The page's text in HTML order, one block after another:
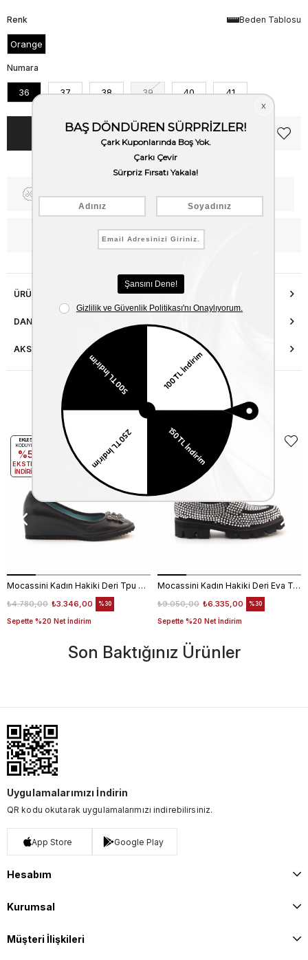
Beden Tablosu
Renk
Orange
Numara
36 37 38 39 40 41
Fiyat Düşünce Haber Ver Kargo Bedava
WhatsApp’tan Bilgi Al
ÜRÜN ÖZELLIKLERI
DANIŞMA HATTI
AKSESUAR ONARIMI
Benzer Ürünler
Mocassini Kadın Hakiki Deri Tpu Taban Siyah Günlük Ayakkabı
₺3.346,00
₺4.780,00
Sepette %20 Net İndirim
%30
EKLE5
KODUYLA
%5
EKSTRA
İNDİRİM
Mocassini Kadın Hakiki Deri Eva Taban Beyaz Günlük Ayakkabı
₺6.335,00
₺9.050,00
Sepette %20 Net İndirim
%30
EKLE5
KODUYLA
Son Baktığınız Ürünler
Uygulamalarımızı İndirin
QR kodu okutarak uygulamalarımızı indirebilirsiniz.
App Store Google Play
Hesabım
Kurumsal
Müşteri İlişkileri